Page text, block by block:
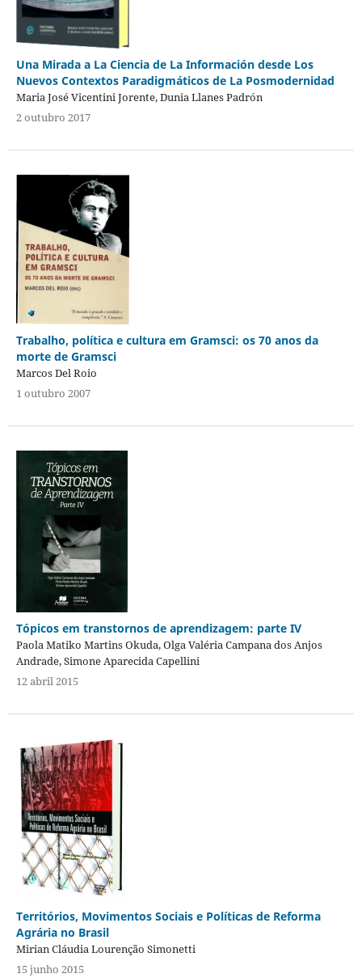
Una Mirada a La Ciencia de La Información desde Los
Nuevos Contextos Paradigmáticos de La Posmodernidad
Maria José Vicentini Jorente, Dunia Llanes Padrón
2 outubro 2017
Trabalho, política e cultura em Gramsci: os 70 anos da
morte de Gramsci
Marcos Del Roio
1 outubro 2007
Tópicos em transtornos de aprendizagem: parte IV
Paola Matiko Martins Okuda, Olga Valéria Campana dos Anjos
Andrade, Simone Aparecida Capellini
12 abril 2015
Territórios, Movimentos Sociais e Políticas de Reforma
Agrária no Brasil
Mirian Cláudia Lourenção Simonetti
15 junho 2015